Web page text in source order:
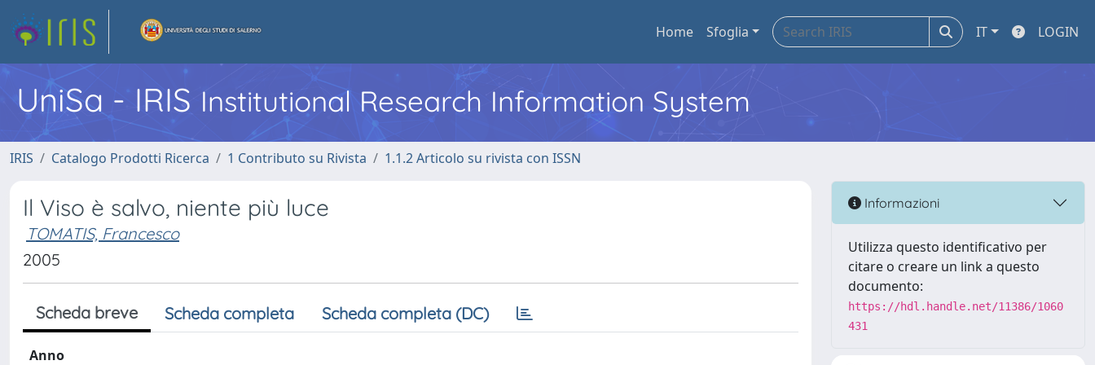
Home Sfoglia IT LOGIN
UniSa - IRIS Institutional Research Information System
IRIS Catalogo Prodotti Ricerca 1 Contributo su Rivista 1.1.2 Articolo su rivista con ISSN
Il Viso è salvo, niente più luce
TOMATIS, Francesco
2005
Scheda breve Scheda completa Scheda completa (DC)
Anno
Informazioni
Utilizza questo identificativo per
citare o creare un link a questo
documento:
https://hdl.handle.net/11386/1060
431